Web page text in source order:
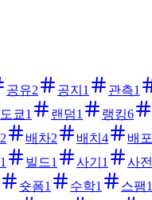
공유2 공지 1 관측1
도쿄1 랜덤1 랭킹6
2 배차2 배치 4 배포
1 빌드1 사기 1 사전
숏폼1 수학1 스팸1